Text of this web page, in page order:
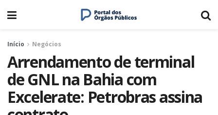
Início Negócios
Arrendamento de terminal
de GNL na Bahia com
Excelerate: Petrobras assina